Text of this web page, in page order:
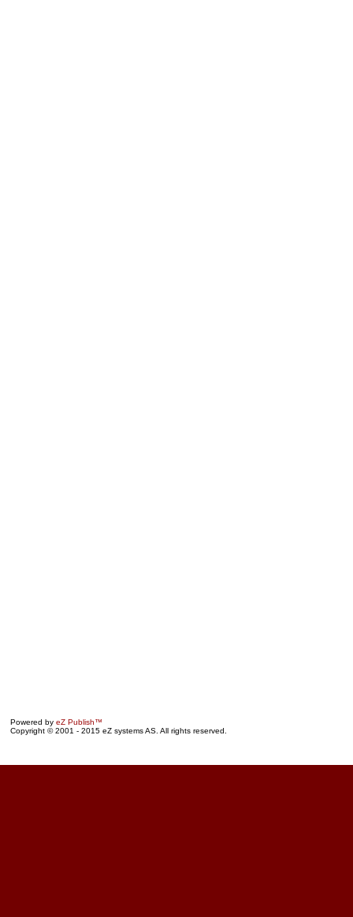
Powered by eZ Publish™
Copyright © 2001 - 2015 eZ systems AS. All rights reserved.